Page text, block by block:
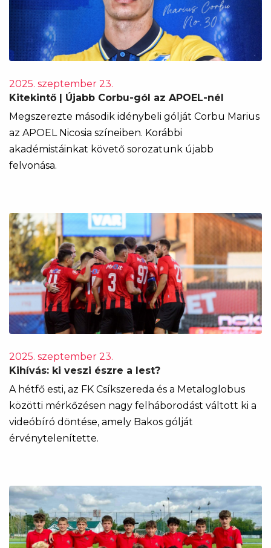
2025. szeptember 23.
Kitekintő | Újabb Corbu-gól az APOEL-nél
Megszerezte második idénybeli gólját Corbu Marius
az APOEL Nicosia színeiben. Korábbi
akadémistáinkat követő sorozatunk újabb
felvonása.
2025. szeptember 23.
Kihívás: ki veszi észre a lest?
A hétfő esti, az FK Csíkszereda és a Metaloglobus
közötti mérkőzésen nagy felháborodást váltott ki a
videóbíró döntése, amely Bakos gólját
érvénytelenítette.